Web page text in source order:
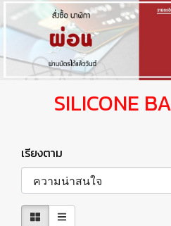
SILICONE
เรียงตาม